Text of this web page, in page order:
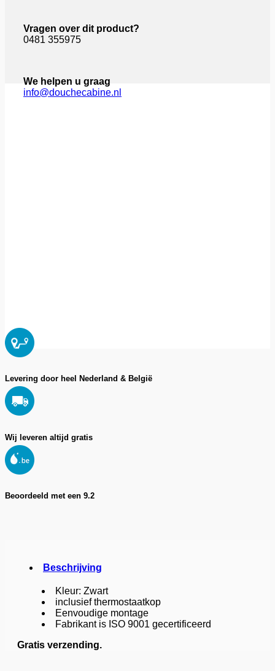
Vragen over dit product?
0481 355975
We helpen u graag
info@douchecabine.nl
Levering door heel Nederland & België
Wij leveren altijd gratis
Beoordeeld met een 9.2
Beschrijving
Kleur: Zwart
inclusief thermostaatkop
Eenvoudige montage
Fabrikant is ISO 9001 gecertificeerd
Gratis verzending.